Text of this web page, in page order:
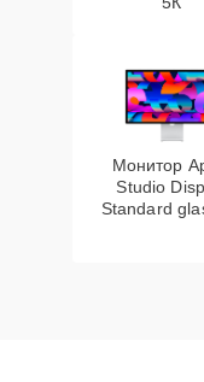
Монитор
Studio
Standard